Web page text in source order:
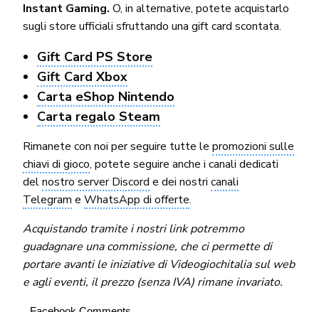
Instant Gaming. O, in alternative, potete acquistarlo
sugli store ufficiali sfruttando una gift card scontata.
Gift Card PS Store
Gift Card Xbox
Carta eShop Nintendo
Carta regalo Steam
Rimanete con noi per seguire tutte lepromozioni sulle
chiavi di gioco, potete seguire anche i canali dedicati
delnostro server Discord e dei nostricanali
Telegram e WhatsApp di offerte.
Acquistando tramite i nostri link potremmo
guadagnare una commissione, che ci permette di
portare avanti le iniziative di Videogiochitalia sul web
e agli eventi, il prezzo (senza IVA) rimane invariato.